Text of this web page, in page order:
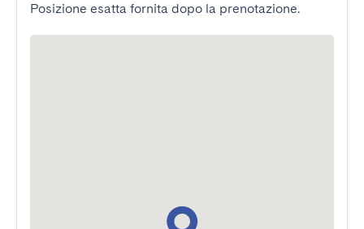
Posizione esatta fornita dopo la prenotazione.